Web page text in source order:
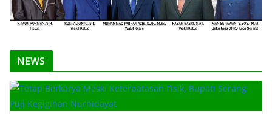
NEWS